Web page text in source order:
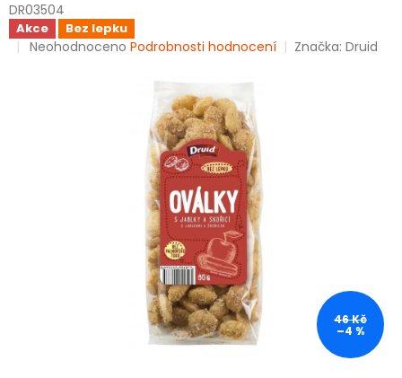
DR03504
Akce Bez lepku
Průměrné
Neohodnoceno Podrobnosti hodnocení Značka: Druid
46 Kč
–4 %